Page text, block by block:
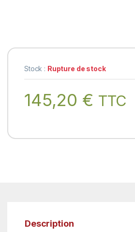
Stock : Rupture de stock
145,20 € TTC
Description